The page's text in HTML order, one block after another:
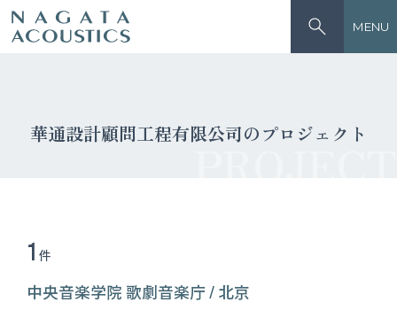
MENU
華通設計顧問工程有限公司のプロジェクト
PROJECT
1 件
中央音楽学院 歌劇音楽庁 / 北京